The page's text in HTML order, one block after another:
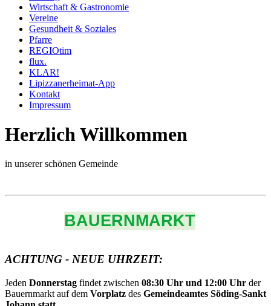
Wirtschaft & Gastronomie
Vereine
Gesundheit & Soziales
Pfarre
REGIOtim
flux.
KLAR!
Lipizzanerheimat-App
Kontakt
Impressum
Herzlich Willkommen
in unserer schönen Gemeinde
BAUERNMARKT
ACHTUNG - NEUE UHRZEIT:
Jeden Donnerstag findet zwischen 08:30 Uhr und 12:00 Uhr der
Bauernmarkt auf dem Vorplatz des Gemeindeamtes Söding-Sankt